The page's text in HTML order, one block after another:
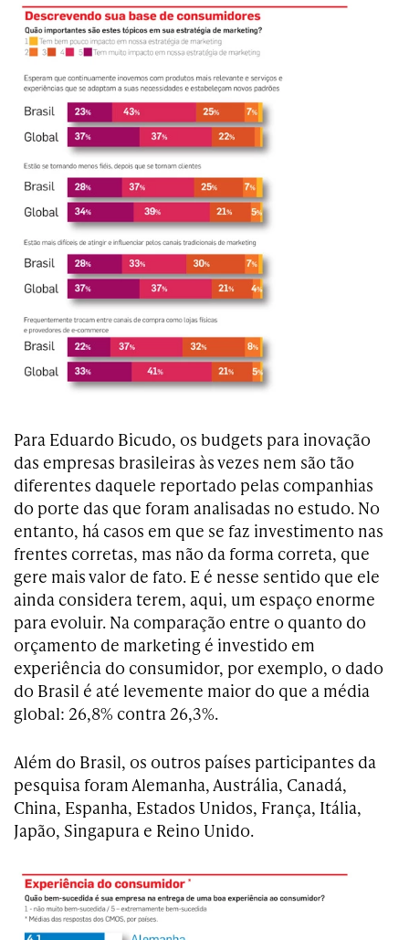
Para Eduardo Bicudo, os budgets para inovação
das empresas brasileiras às vezes nem são tão
diferentes daquele reportado pelas companhias
do porte das que foram analisadas no estudo. No
entanto, há casos em que se faz investimento nas
frentes corretas, mas não da forma correta, que
gere mais valor de fato. E é nesse sentido que ele
ainda considera terem, aqui, um espaço enorme
para evoluir. Na comparação entre o quanto do
orçamento de marketing é investido em
experiência do consumidor, por exemplo, o dado
do Brasil é até levemente maior do que a média
global: 26,8% contra 26,3%.
Além do Brasil, os outros países participantes da
pesquisa foram Alemanha, Austrália, Canadá,
China, Espanha, Estados Unidos, França, Itália,
Japão, Singapura e Reino Unido.